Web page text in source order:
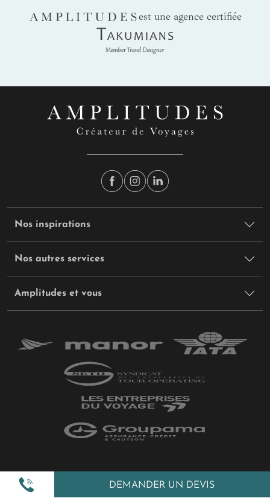
DEMANDER UN DEVIS
AMPLITUDES
est une agence certifiée
Takumians
Nos inspirations
Nos autres services
Amplitudes et vous